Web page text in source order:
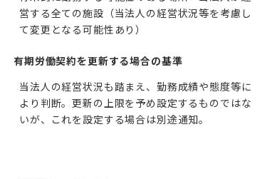
営する全ての施設（当法人の経営状況等を考慮し
て変更となる可能性あり）
有期労働契約を更新する場合の基準
当法人の経営状況も踏まえ、勤務成績や態度等に
より判断。更新の上限を予め設定するものではな
いが、これを設定する場合は別途通知。